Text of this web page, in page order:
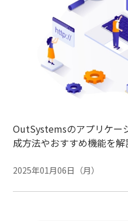
OutSystemsのアプリケー
成方法やおすすめ機能を解
2025年01月06日（月）